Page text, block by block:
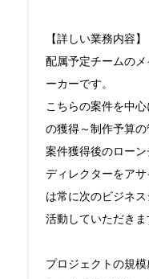
【詳しい業務内容】
配属予定チームの
ーカーです。
こちらの案件を中
の獲得～制作予算の
案件獲得後のロー
ディレクターをア
は常に次のビジネ
活動していただきま
プロジェクトの規